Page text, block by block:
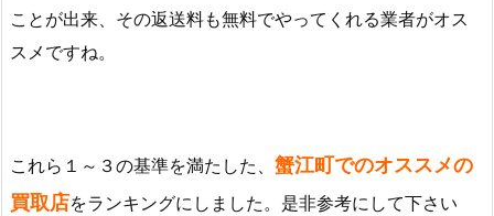
ことが出来、その返送料も無料でやってくれる業者がオス
スメですね。
これら１～３の基準を満たした、 蟹江町でのオススメの
買取店をランキングにしました。是非参考にして下さい